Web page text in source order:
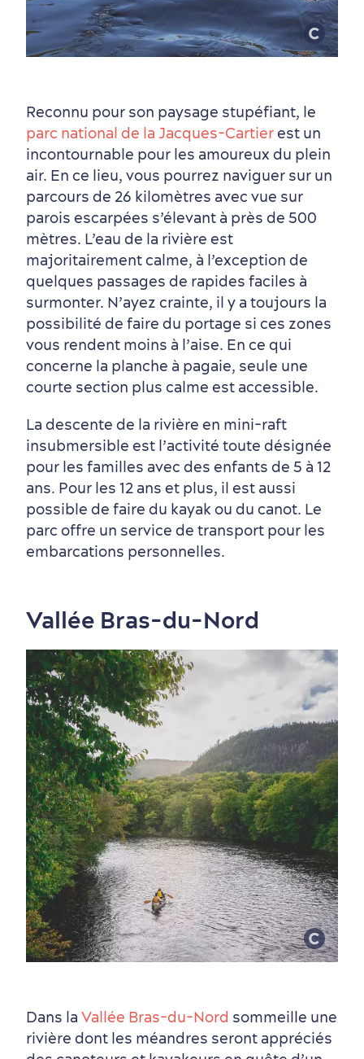
Autour du centre-ville
Périphérie de la ville
Activités en été
Activités en hiver
dans le Vieux-Québec
Hôtels écologiques
Centres de villégiature
Magazine Québec cité
Informations pratiques
Reconnu pour son paysage stupéfiant, le
parc national de la Jacques-Cartierest un
incontournable pour les amoureux du plein
air. En ce lieu, vous pourrez naviguer sur un
parcours de 26 kilomètres avec vue sur
parois escarpées s’élevant à près de 500
mètres. L’eau de la rivière est
majoritairement calme, à l’exception de
quelques passages de rapides faciles à
surmonter. N’ayez crainte, il y a toujours la
possibilité de faire du portage si ces zones
vous rendent moins à l’aise. En ce qui
concerne la planche à pagaie, seule une
courte section plus calme est accessible.
La descente de la rivière en mini-raft
insubmersible est l’activité toute désignée
pour les familles avec des enfants de 5 à 12
ans. Pour les 12 ans et plus, il est aussi
possible de faire du kayak ou du canot. Le
parc offre un service de transport pour les
embarcations personnelles.
Vallée Bras-du-Nord
Dans la Vallée Bras-du-Nord sommeille une
rivière dont les méandres seront appréciés